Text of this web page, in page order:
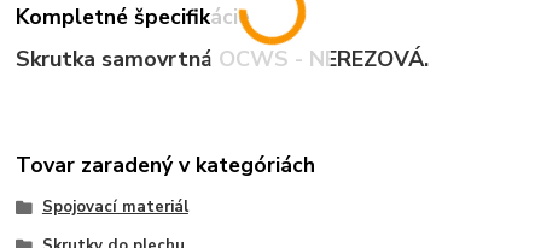
Kompletné špecifikácie
Skrutka samovrtná OCWS - NEREZOVÁ.
Tovar zaradený v kategóriách
Spojovací materiál